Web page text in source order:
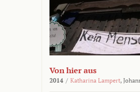
Von hier aus
2014 / Katharina Lampert,